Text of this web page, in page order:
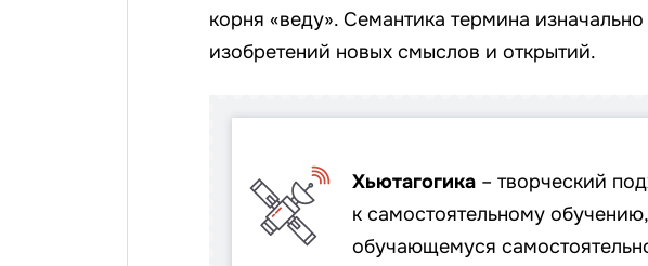
корня «веду». Семантика термина
изобретений новых смыслов и открытий.
Хьютагогика – творческий
к самостоятельному
обучающемуся